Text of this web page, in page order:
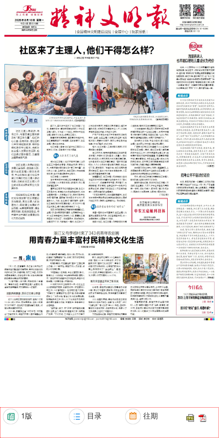
1版 目录 往期